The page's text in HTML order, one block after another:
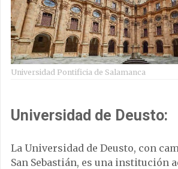
Universidad Pontificia de Salamanca
Universidad de Deusto:
La Universidad de Deusto, con
San Sebastián, es una institución